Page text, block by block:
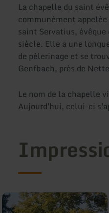
La chapelle du saint
communément
saint Servatius,
siècle. Elle a une
de pèlerinage et se
Genfbach, près de
Le nom de la chapelle
Aujourd'hui, celui-ci